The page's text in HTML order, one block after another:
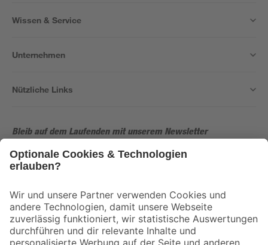
Wissen & Service
Unternehmen
Nützliche Links
Bleib auf dem Laufenden mit unserem Newsletter
Der toom Newsletter: Keine Angebote und Aktionen mehr verpassen!
Folge uns